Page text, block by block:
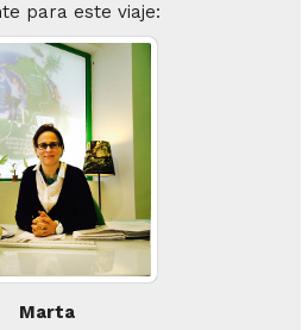
para este viaje:
Marta